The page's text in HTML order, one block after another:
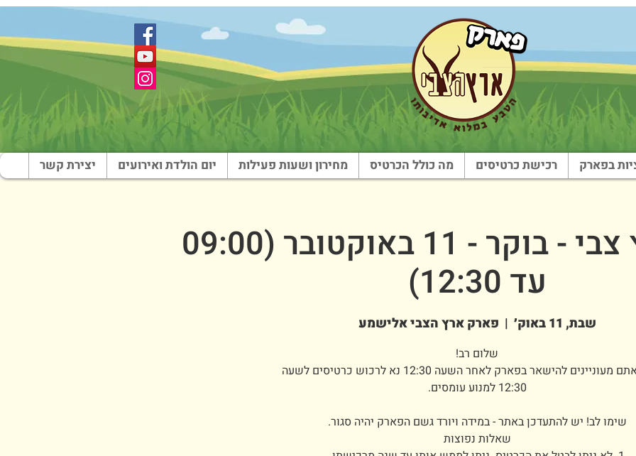
בפארק רכישת כרטיסים מה כולל הכרטיס מחירון ושעות פעילות יום הולדת ואירועים יצירת קשר
שבת בארץ צבי - בוקר - 11 באוקטובר (09:00
עד 12:30)
שבת, 11 באוק׳
  |
פארק ארץ הצבי אלישמע
במידה ואתם מעוניינים להישאר בפארק לאחר השעה 12:30 נא לרכוש כרטיסים לשעה